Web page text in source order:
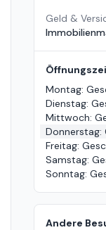
Geld &
Montag:
Dienstag:
Mittwoch:
Donnerstag:
Freitag:
Samstag:
Sonntag:
Andere